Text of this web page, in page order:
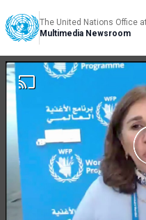
The United Nations Office
Multimedia Newsroom